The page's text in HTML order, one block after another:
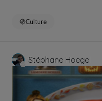
Culture
Stéphane Hoegel